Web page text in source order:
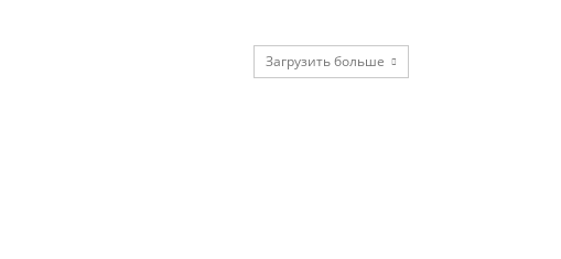
Загрузить больше